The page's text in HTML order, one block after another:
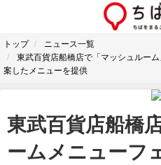
トップ
ニュース一覧
東武百貨店船橋店で「マッシュルー
案したメニューを提供
東武百貨店船橋
ームメニュー